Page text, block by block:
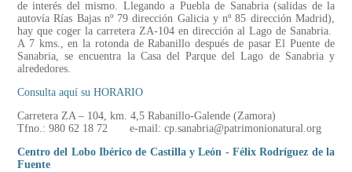
de interés del mismo. Llegando a Puebla de Sanabria (salidas de la
autovía Rías Bajas nº 79 dirección Galicia y nº 85 dirección Madrid),
hay que coger la carretera ZA-104 en dirección al Lago de Sanabria.
A 7 kms., en la rotonda de Rabanillo después de pasar El Puente de
Sanabria, se encuentra la Casa del Parque del Lago de Sanabria y
alrededores.
Consulta aquí su HORARIO
Carretera ZA – 104, km. 4,5 Rabanillo-Galende (Zamora)
Tfno.: 980 62 18 72 e-mail: cp.sanabria@patrimonionatural.org
Centro del Lobo Ibérico de Castilla y León - Félix Rodríguez de la
Fuente